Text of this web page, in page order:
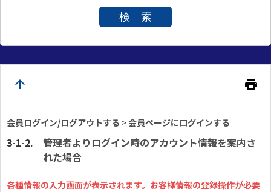
検 索
arrow_upward print
会員ログイン/ログアウトする >会員ページにログインする
管理者よりログイン時のアカウント情報を案内さ
れた場合
各種情報の入力画面が表示されます。お客様情報の登録操作が必要